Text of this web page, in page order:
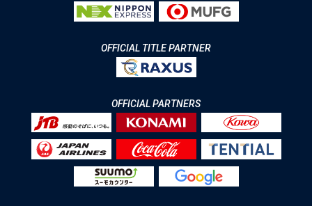
OFFICIAL TITLE PARTNER
OFFICIAL PARTNERS